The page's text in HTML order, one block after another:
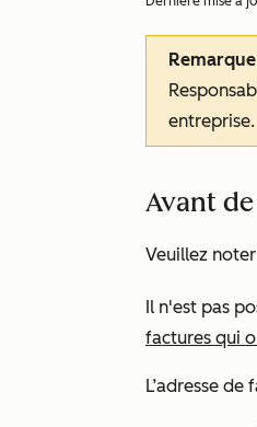
entreprise.
Avant
Veuillez
Il n'est pas
factures qui
L’adresse